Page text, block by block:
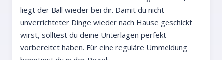
liegt der Ball wieder bei dir. Damit du nicht
unverrichteter Dinge wieder nach Hause geschickt
wirst, solltest du deine Unterlagen perfekt
vorbereitet haben. Für eine reguläre Ummeldung